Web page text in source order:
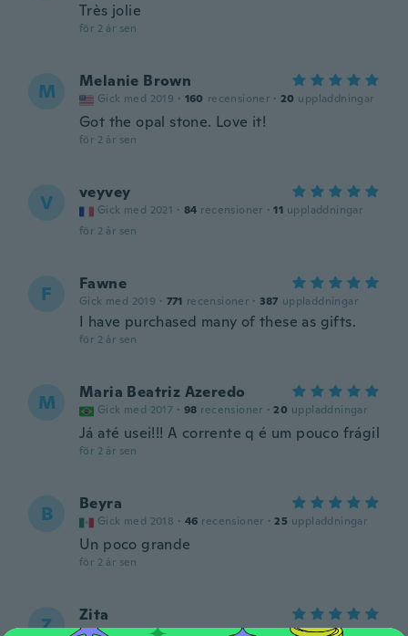
Très jolie
för 2 år sen
M Melanie Brown
Gick med 2019 · 160 recensioner · 20 uppladdningar
Got the opal stone. Love it!
för 2 år sen
V veyvey
Gick med 2021 · 84 recensioner · 11 uppladdningar
för 2 år sen
F Fawne
Gick med 2019 · 771 recensioner · 387 uppladdningar
I have purchased many of these as gifts.
för 2 år sen
M Maria Beatriz Azeredo
Gick med 2017 · 98 recensioner · 20 uppladdningar
Já até usei!!! A corrente q é um pouco frágil
för 2 år sen
B Beyra
Gick med 2018 · 46 recensioner · 25 uppladdningar
Un poco grande
för 2 år sen
Z Zita
Gick med 2017 · 6 recensioner